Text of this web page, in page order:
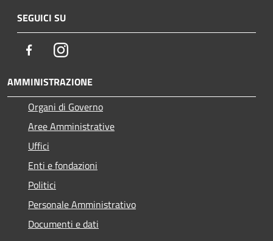
SEGUICI SU
FacebookInstagram
AMMINISTRAZIONE
Organi di Governo
Aree Amministrative
Uffici
Enti e fondazioni
Politici
Personale Amministrativo
Documenti e dati